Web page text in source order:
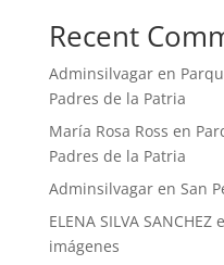
Recent
Adminsilvagaren
Padres de la Patria
María Rosa Ross en
Padres de la Patria
Adminsilvagaren San
ELENA SILVA SANCHEZ
imágenes